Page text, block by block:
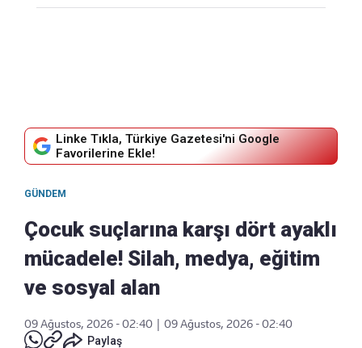
Linke Tıkla, Türkiye Gazetesi'ni Google
Favorilerine Ekle!
GÜNDEM
Çocuk suçlarına karşı dört ayaklı
mücadele! Silah, medya, eğitim
ve sosyal alan
09 Ağustos, 2026 - 02:40
09 Ağustos, 2026 - 02:40
Paylaş